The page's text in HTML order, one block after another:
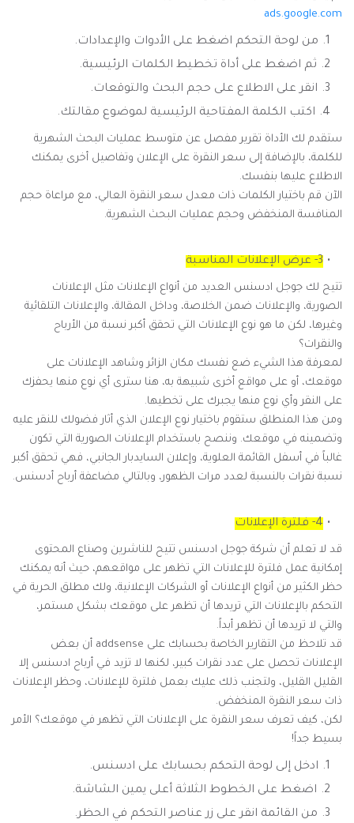
ads.google.com
من لوحة التحكم اضغط على الأدوات والإعدادات.
ثم اضغط على أداة تخطيط الكلمات الرئيسية.
انقر على الاطلاع على حجم البحث والتوقعات.
اكتب الكلمة المفتاحية الرئيسية لموضوع مقالتك.
ستقدم لك الأداة تقرير مفصل عن متوسط عمليات البحث الشهرية
للكلمة، بالإضافة إلى سعر النقرة على الإعلان وتفاصيل أخرى يمكنك
الاطلاع عليها بنفسك.
الآن قم باختيار الكلمات ذات معدل سعر النقرة العالي، مع مراعاة حجم
المنافسة المنخفض وحجم عمليات البحث الشهرية.
3- عرض الإعلانات المناسبة
تتيح لك جوجل ادسنس العديد من أنواع الإعلانات مثل الإعلانات
الصورية، والإعلانات ضمن الخلاصة، وداخل المقالة، والإعلانات التلقائية
وغيرها، لكن ما هو نوع الإعلانات التي تحقق أكبر نسبة من الأرباح
والنقرات؟
لمعرفة هذا الشيء ضع نفسك مكان الزائر وشاهد الإعلانات على
موقعك، أو على مواقع أخرى شبيهة به، هنا سترى أي نوع منها يحفزك
على النقر وأي نوع منها يجبرك على تخطيها.
ومن هذا المنطلق ستقوم باختيار نوع الإعلان الذي أثار فضولك للنقر عليه
وتضمينه في موقعك. وننصح باستخدام الإعلانات الصورية التي تكون
غالباً في أسفل القائمة العلوية، وإعلان السايدبار الجانبي، فهي تحقق أكبر
نسبة نقرات بالنسبة لعدد مرات الظهور، وبالتالي مضاعفة أرباح أدسنس.
4- فلترة الإعلانات
قد لا تعلم أن شركة جوجل ادسنس تتيح للناشرين وصناع المحتوى
إمكانية عمل فلترة للإعلانات التي تظهر على مواقعهم، حيث أنه يمكنك
حظر الكثير من أنواع الإعلانات أو الشركات الإعلانية، ولك مطلق الحرية في
التحكم بالإعلانات التي تريدها أن تظهر على موقعك بشكل مستمر،
والتي لا تريدها أن تظهر أبداً.
قد تلاحظ من التقارير الخاصة بحسابك على addsense أن بعض
الإعلانات تحصل على عدد نقرات كبير، لكنها لا تزيد في أرباح ادسنس إلا
القليل القليل، ولتجنب ذلك عليك بعمل فلترة للإعلانات، وحظر الإعلانات
ذات سعر النقرة المنخفض.
لكن، كيف تعرف سعر النقرة على الإعلانات التي تظهر في موقعك؟ الأمر
بسيط جداً!
ادخل إلى لوحة التحكم بحسابك على ادسنس.
اضغط على الخطوط الثلاثة أعلى يمين الشاشة.
من القائمة انقر على زر عناصر التحكم في الحظر.